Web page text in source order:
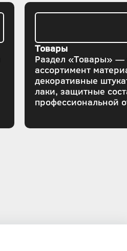
Товары
Раздел «Товары» —
ассортимент
декоративные
лаки, защитные
профессиональной